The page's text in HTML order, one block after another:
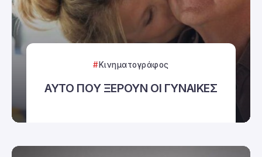
Κινηματογράφος
ΑΥΤΟ ΠΟΥ ΞΕΡΟΥΝ ΟΙ ΓΥΝΑΙΚΕΣ